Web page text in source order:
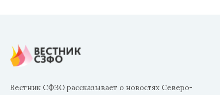
Вестник СФЗО рассказывает о новостях Северо-